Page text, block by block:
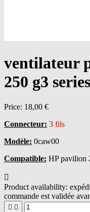
ventilateur
250 g3
Price: 18,00 €
Connecteur: 3 fils
Modèle: 0caw00
Compatible: HP pavilion

Product availability:
commande est validée
 